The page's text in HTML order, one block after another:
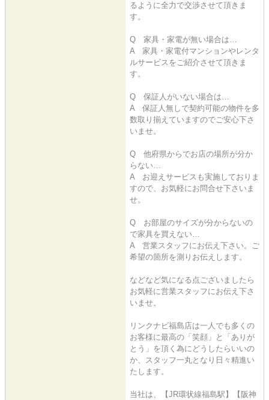
るように全力で交渉させて頂きま
す。
Q 家具・家電が無い場合は…
A 家具・家電付マンションやレンタ
ルサービスをご紹介させて頂きま
す。
Q 保証人がいない場合は…
A 保証人無しで契約可能の物件を多
数取り揃えていますのでご安心下さ
いませ。
Q 他府県からでお店の場所が分か
らない…
A お迎えサービスも実施しておりま
すので、お気軽にお問合せ下さいま
せ。
Q お部屋のサイズが分からないの
で家具を買えない…
A 営業スタッフにお伝え下さい。ご
希望の箇所を測りお伝えします。
などなど気になる点ございましたら
お気軽に営業スタッフにお伝え下さ
いませ。
リンクナビ福島店は一人でも多くの
お客様に最高の「笑顔」と「ありが
とう」を頂く為にどうしたらいいの
か、スタッフ一丸となり日々精進い
たします。
当社は、【JR環状線福島駅】【阪神